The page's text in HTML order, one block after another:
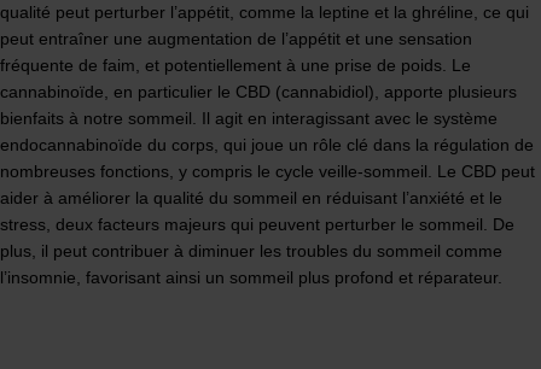
qualité peut perturber l’appétit, comme la leptine et la ghréline, ce qui
peut entraîner une augmentation de l’appétit et une sensation
fréquente de faim, et potentiellement à une prise de poids. Le
cannabinoïde, en particulier le CBD (cannabidiol), apporte plusieurs
bienfaits à notre sommeil. Il agit en interagissant avec le système
endocannabinoïde du corps, qui joue un rôle clé dans la régulation de
nombreuses fonctions, y compris le cycle veille-sommeil. Le CBD peut
aider à améliorer la qualité du sommeil en réduisant l’anxiété et le
stress, deux facteurs majeurs qui peuvent perturber le sommeil. De
plus, il peut contribuer à diminuer les troubles du sommeil comme
l’insomnie, favorisant ainsi un sommeil plus profond et réparateur.